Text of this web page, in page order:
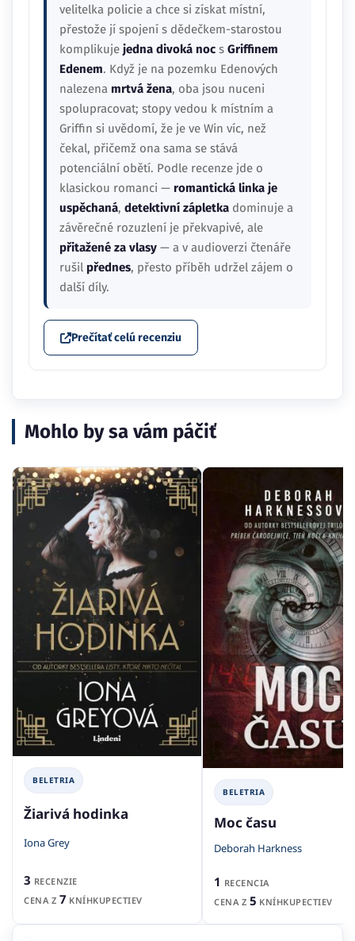
velitelka policie a chce si získat místní,
přestože jí spojení s dědečkem-starostou
komplikuje jedna divoká noc s Griffinem
Edenem. Když je na pozemku Edenových
nalezena mrtvá žena, oba jsou nuceni
spolupracovat; stopy vedou k místním a
Griffin si uvědomí, že je ve Win víc, než
čekal, přičemž ona sama se stává
potenciální obětí. Podle recenze jde o
klasickou romanci — romantická linka je
uspěchaná, detektivní zápletka dominuje a
závěrečné rozuzlení je překvapivé, ale
přitažené za vlasy — a v audioverzi čtenáře
rušil přednes, přesto příběh udržel zájem o
další díly.
Prečítať celú recenziu
Mohlo by sa vám páčiť
BELETRIA
Žiarivá hodinka
Iona Grey
3 RECENZIE
CENA Z 7 KNÍHKUPECTIEV
BELETRIA
Moc času
Deborah Harkness
1 RECENCIA
CENA Z 5 KNÍHKUPECTIEV